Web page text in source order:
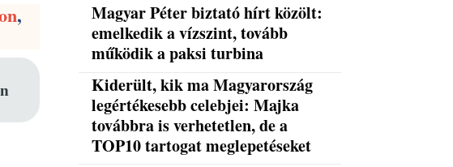
,
Magyar Péter biztató hírt közölt:
emelkedik a vízszint, tovább
működik a paksi turbina
Kiderült, kik ma Magyarország
legértékesebb celebjei: Majka
továbbra is verhetetlen, de a
TOP10 tartogat meglepetéseket